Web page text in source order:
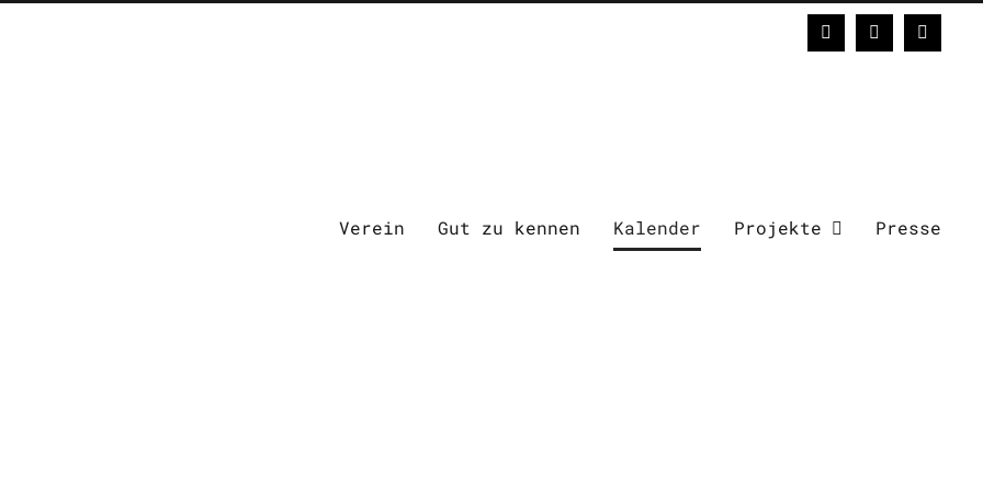
FacebookInstagram
E-
Mail
Verein Gut zu kennen Kalender Projekte Presse